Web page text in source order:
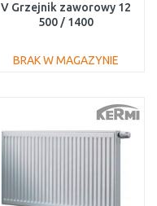
V Grzejnik zaworowy 12
500 / 1400
BRAK W MAGAZYNIE
Do porównania